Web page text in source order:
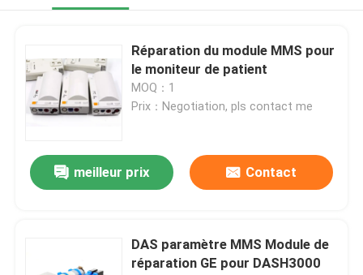
Réparation du module MMS pour
le moniteur de patient
MOQ：1
Prix：Negotiation, pls contact me
meilleur prix Contact
DAS paramètre MMS Module de
réparation GE pour DASH3000